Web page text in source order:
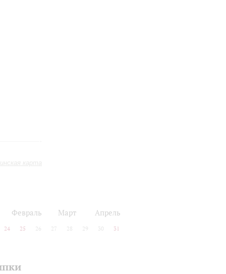
карта
Февраль Март Апрель
24 25 26 27 28 29 30 31